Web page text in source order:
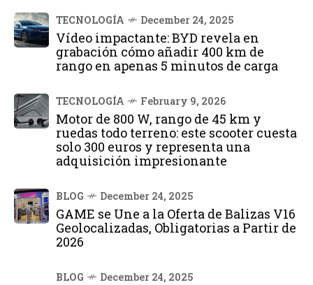
TECNOLOGÍA December 24, 2025
Vídeo impactante: BYD revela en
grabación cómo añadir 400 km de
rango en apenas 5 minutos de carga
TECNOLOGÍA February 9, 2026
Motor de 800 W, rango de 45 km y
ruedas todo terreno: este scooter cuesta
solo 300 euros y representa una
adquisición impresionante
BLOG December 24, 2025
GAME se Une a la Oferta de Balizas V16
Geolocalizadas, Obligatorias a Partir de
2026
BLOG December 24, 2025